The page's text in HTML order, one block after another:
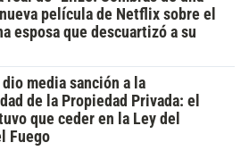
película de Netflix sobre el
esposa que descuartizó a su
dio media sanción a la
de la Propiedad Privada: el
que ceder en la Ley del
Fuego